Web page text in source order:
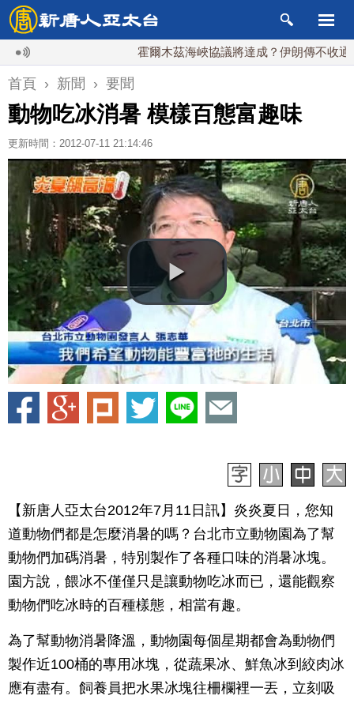
霍爾木茲海峽協議將達成？伊朗傳不收通行費
首頁 › 新聞 › 要聞
動物吃冰消暑 模樣百態富趣味
更新時間：2012-07-11 21:14:46
【新唐人亞太台2012年7月11日訊】炎炎夏日，您知
道動物們都是怎麼消暑的嗎？台北市立動物園為了幫
動物們加碼消暑，特別製作了各種口味的消暑冰塊。
園方說，餵冰不僅僅只是讓動物吃冰而已，還能觀察
動物們吃冰時的百種樣態，相當有趣。
為了幫動物消暑降溫，動物園每個星期都會為動物們
製作近100桶的專用冰塊，從蔬果冰、鮮魚冰到絞肉冰
應有盡有。飼養員把水果冰塊往柵欄裡一丟，立刻吸